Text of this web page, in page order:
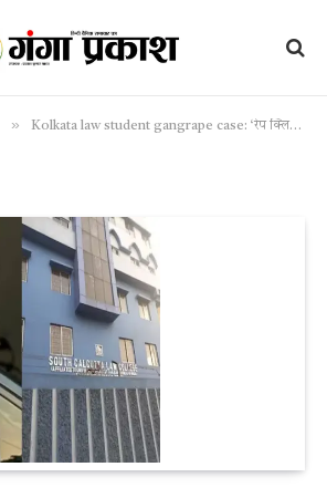
» Kolkata law student gangrape case: ‘रेप क्लिप, बालों का गुच्छा और…’, जानें क्या क्या मिले सबूत?